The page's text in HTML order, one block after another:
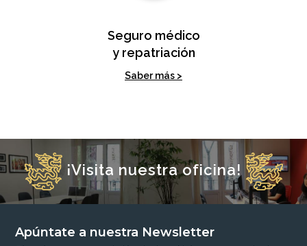
Seguro médico
y repatriación
Saber más >
¡Visita nuestra oficina!
Apúntate a nuestra Newsletter